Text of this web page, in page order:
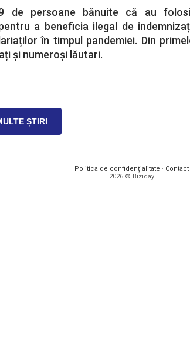
de persoane bănuite că au
a beneficia ilegal de
în timpul pandemiei. Din
și numeroși lăutari.
ȘTIRI
Politica de confidențialitate · Contact
2026 © Biziday